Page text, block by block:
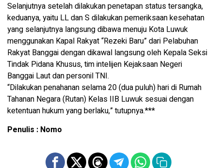
Selanjutnya setelah dilakukan penetapan status tersangka,
keduanya, yaitu LL dan S dilakukan pemeriksaan kesehatan
yang selanjutnya langsung dibawa menuju Kota Luwuk
menggunakan Kapal Rakyat “Rezeki Baru” dari Pelabuhan
Rakyat Banggai dengan dikawal langsung oleh Kepala Seksi
Tindak Pidana Khusus, tim intelijen Kejaksaan Negeri
Banggai Laut dan personil TNI.
“Dilakukan penahanan selama 20 (dua puluh) hari di Rumah
Tahanan Negara (Rutan) Kelas IIB Luwuk sesuai dengan
ketentuan hukum yang berlaku,” tutupnya.***
Penulis : Nomo